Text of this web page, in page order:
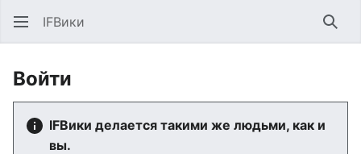
IFВики
Войти
IFВики делается такими же людьми, как и
вы.